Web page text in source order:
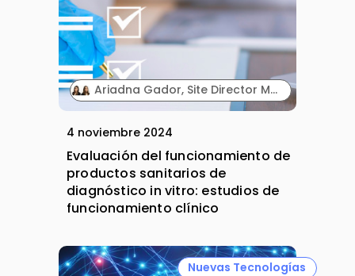
Ariadna Gador, Site Director Madrid. Laura Martinez, Clinical Study Manager & Team Lead, Global Talent Center. NAMSA.
4 noviembre 2024
Evaluación del funcionamiento de
productos sanitarios de
diagnóstico in vitro: estudios de
funcionamiento clínico
Nuevas Tecnologías